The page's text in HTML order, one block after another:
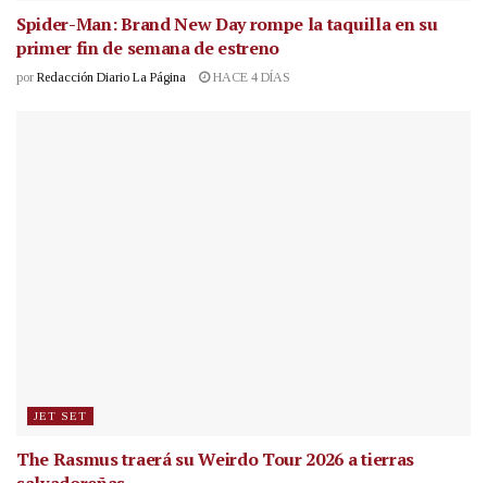
Spider-Man: Brand New Day rompe la taquilla en su
primer fin de semana de estreno
por Redacción Diario La Página HACE 4 DÍAS
JET SET
The Rasmus traerá su Weirdo Tour 2026 a tierras